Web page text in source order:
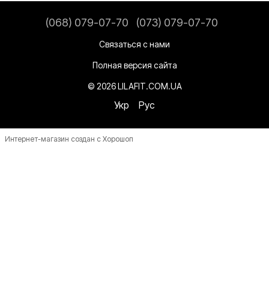
(068) 079-07-70 (073) 079-07-70
Связаться с нами
Полная версия сайта
© 2026 LILAFIT.COM.UA
Укр Рус
Интернет-магазин создан с Хорошоп